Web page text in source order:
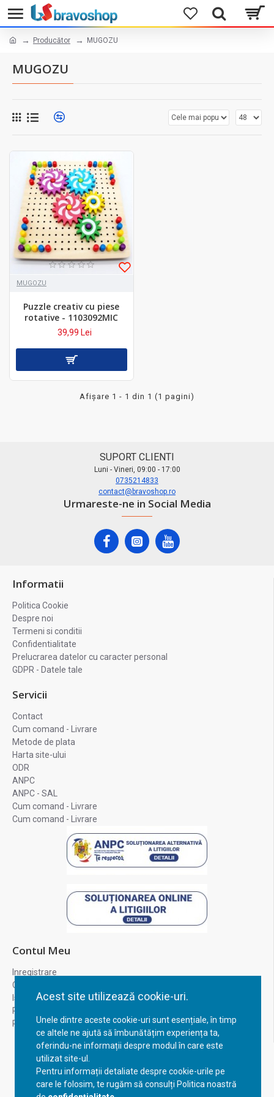
Acest site utilizează cookie-uri.
Unele dintre aceste cookie-uri sunt esențiale, în timp
ce altele ne ajută să îmbunătățim experiența ta,
oferindu-ne informații despre modul în care este
utilizat site-ul.
Pentru informații detaliate despre cookie-urile pe
care le folosim, te rugăm să consulți Politica noastră
Producător MUGOZU
MUGOZU
MUGOZU
Puzzle creativ cu piese
rotative - 1103092MIC
39,99 Lei
Afişare 1 - 1 din 1 (1 pagini)
SUPORT CLIENTI
Luni - Vineri, 09:00 - 17:00
0735214833
contact@bravoshop.ro
Urmareste-ne in Social Media
Informatii
Politica Cookie
Despre noi
Termeni si conditii
Confidentialitate
Prelucrarea datelor cu caracter personal
GDPR - Datele tale
Servicii
Contact
Cum comand - Livrare
Metode de plata
Harta site-ului
ODR
ANPC
ANPC - SAL
Cum comand - Livrare
Cum comand - Livrare
Contul Meu
Inregistrare
Contul meu
Istoric comenzi
Recuperare parola
Returnare produs